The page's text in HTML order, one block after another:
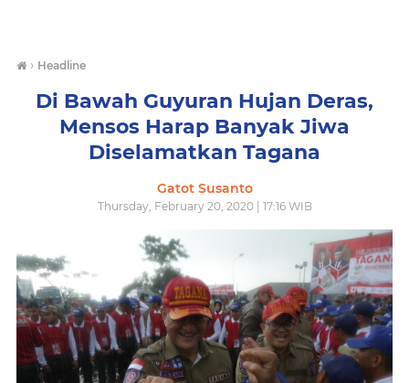
› Headline
Di Bawah Guyuran Hujan Deras,
Mensos Harap Banyak Jiwa
Diselamatkan Tagana
Gatot Susanto
Thursday, February 20, 2020 | 17:16 WIB